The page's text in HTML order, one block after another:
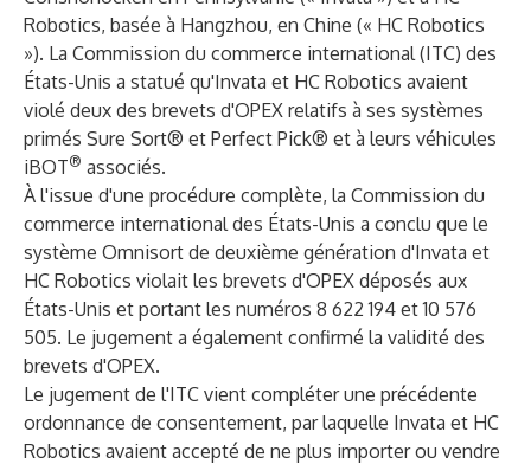
Robotics, basée à Hangzhou, en Chine (« HC Robotics
»). La Commission du commerce international (ITC) des
États-Unis a statué qu'Invata et HC Robotics avaient
violé deux des brevets d'OPEX relatifs à ses systèmes
primés Sure Sort® et Perfect Pick® et à leurs véhicules
iBOT® associés.
À l'issue d'une procédure complète, la Commission du
commerce international des États-Unis a conclu que le
système Omnisort de deuxième génération d'Invata et
HC Robotics violait les brevets d'OPEX déposés aux
États-Unis et portant les numéros 8 622 194 et 10 576
505. Le jugement a également confirmé la validité des
brevets d'OPEX.
Le jugement de l'ITC vient compléter une précédente
ordonnance de consentement, par laquelle Invata et HC
Robotics avaient accepté de ne plus importer ou vendre